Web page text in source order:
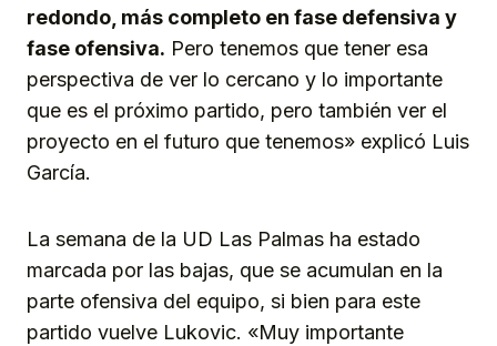
redondo, más completo en fase defensiva y
fase ofensiva. Pero tenemos que tener esa
perspectiva de ver lo cercano y lo importante
que es el próximo partido, pero también ver el
proyecto en el futuro que tenemos» explicó Luis
García.
La semana de la UD Las Palmas ha estado
marcada por las bajas, que se acumulan en la
parte ofensiva del equipo, si bien para este
partido vuelve Lukovic. «Muy importante